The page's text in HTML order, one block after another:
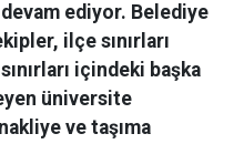
ediyor. Belediye
ilçe sınırları
içindeki başka
üniversite
ve taşıma